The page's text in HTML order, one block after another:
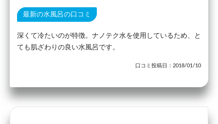
最新の水風呂の口コミ
深くて冷たいのが特徴。ナノテク水を使用しているため、と
ても肌ざわりの良い水風呂です。
口コミ投稿日：2018/01/10